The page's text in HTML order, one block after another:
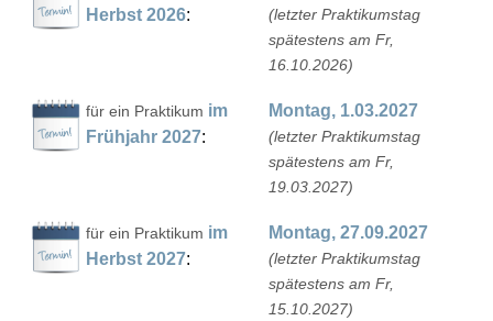
Herbst 2026:
(letzter Praktikumstag
spätestens am Fr,
16.10.2026)
für ein Praktikum im
Frühjahr 2027:
Montag, 1.03.2027
(letzter Praktikumstag
spätestens am Fr,
19.03.2027)
für ein Praktikum im
Herbst 2027:
Montag, 27.09.2027
(letzter Praktikumstag
spätestens am Fr,
15.10.2027)